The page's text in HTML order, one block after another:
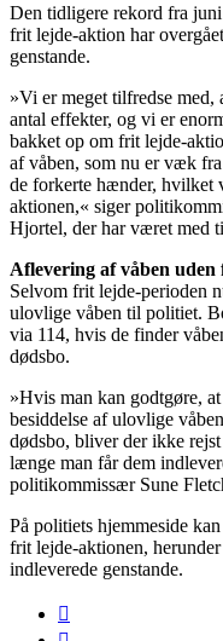
Den tidligere rekord fra
frit lejde-aktion har
genstande.
»Vi er meget tilfredse
antal effekter, og vi er
bakket op om frit lejde-
af våben, som nu er væk
de forkerte hænder, hvilket
aktionen,« siger
Hjortel, der har været med
Aflevering af våben
Selvom frit lejde-perioden
ulovlige våben til politiet.
via 114, hvis de finder
dødsbo.
»Hvis man kan godtgøre,
besiddelse af ulovlige
dødsbo, bliver der ikke
længe man får dem
politikommissær Sune
På politiets hjemmeside
frit lejde-aktionen,
indleverede genstande.